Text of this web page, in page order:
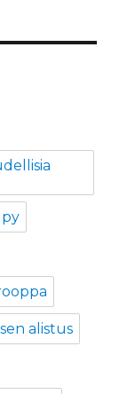
alistus